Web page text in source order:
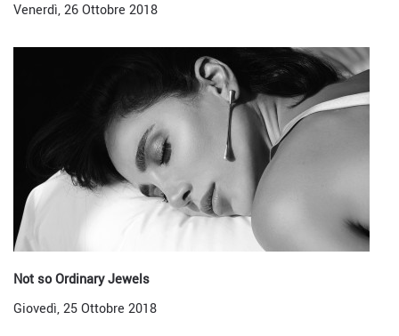
Venerdì, 26 Ottobre 2018
Not so Ordinary Jewels
Giovedì, 25 Ottobre 2018